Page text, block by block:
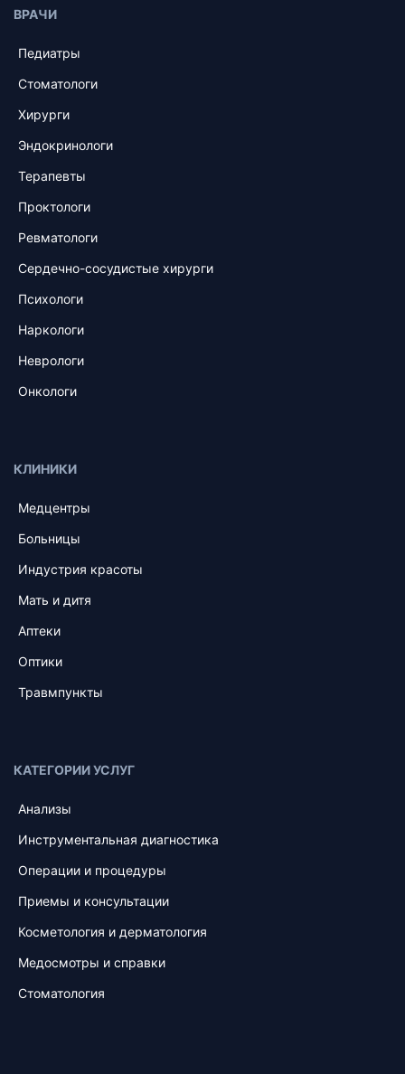
ВРАЧИ
Педиатры
Стоматологи
Хирурги
Эндокринологи
Терапевты
Проктологи
Ревматологи
Сердечно-сосудистые хирурги
Психологи
Наркологи
Неврологи
Онкологи
КЛИНИКИ
Медцентры
Больницы
Индустрия красоты
Мать и дитя
Аптеки
Оптики
Травмпункты
КАТЕГОРИИ УСЛУГ
Анализы
Инструментальная диагностика
Операции и процедуры
Приемы и консультации
Косметология и дерматология
Медосмотры и справки
Стоматология